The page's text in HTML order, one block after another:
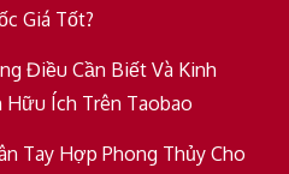
Giá Tốt?
Điều Cần Biết Và Kinh
Hữu Ích Trên Taobao
Tay Hợp Phong Thủy Cho